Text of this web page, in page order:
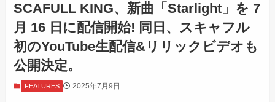
SCAFULL KING、新曲「Starlight」を 7
月 16 日に配信開始! 同日、スキャフル
初のYouTube生配信&リリックビデオも
公開決定。
FEATURES 2025年7月9日